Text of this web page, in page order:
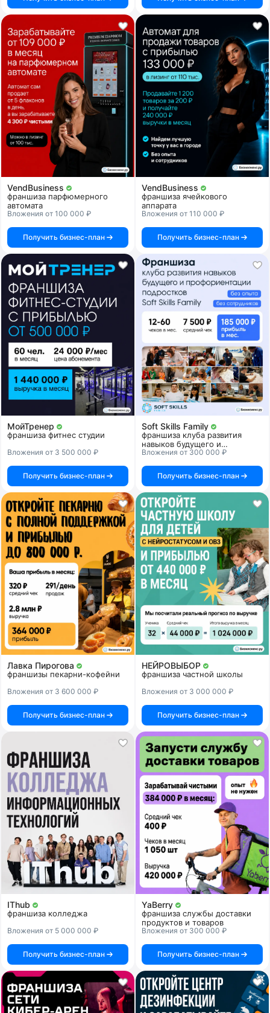
VendBusiness
франшиза парфюмерного
автомата
Вложения от 100 000 ₽
Получить бизнес-план
VendBusiness
франшиза ячейкового
аппарата
Вложения от 110 000 ₽
Получить бизнес-план
МойТренер
франшиза фитнес студии
Вложения от 3 500 000 ₽
Получить бизнес-план
Soft Skills Family
франшиза клуба развития
навыков будущего и
профориентации подростков
Вложения от 300 000 ₽
Получить бизнес-план
Лавка Пирогова
франшизы пекарни-кофейни
Вложения от 3 600 000 ₽
Получить бизнес-план
НЕЙРОВЫБОР
франшиза частной школы
Вложения от 3 000 000 ₽
Получить бизнес-план
IThub
франшиза колледжа
Вложения от 5 000 000 ₽
Получить бизнес-план
YaBerry
франшиза службы доставки
продуктов и товаров
Вложения от 300 000 ₽
Получить бизнес-план